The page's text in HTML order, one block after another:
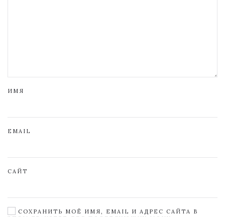
ИМЯ
EMAIL
САЙТ
СОХРАНИТЬ МОЁ ИМЯ, EMAIL И АДРЕС САЙТА В